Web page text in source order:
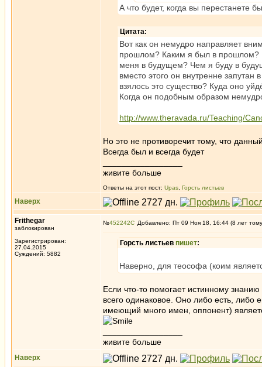
А что будет, когда вы перестанете
Цитата:
Вот как он немудро направляет
прошлом? Каким я был в прошлом?
меня в будущем? Чем я буду в
вместо этого он внутренне
взялось это существо? Куда оно
Когда он подобным образом
http://www.theravada.ru/Teaching/
Но это не противоречит тому, что
Всегда был и всегда будет
живите больше
Ответы на этот пост: Upas Горсть листьев
Наверх
Frithegar
заблокирован
Зарегистрирован:
27.04.2015
Суждений: 5882
№452242 Добавлено: Пт 09 Ноя 18, 16:44 (8 лет
Горсть листьев пишет:
Наверно, для теософа (коим
Если что-то помогает истинному
всего одинаковое. Оно либо есть, либо
имеющий много имен, оппонент)
живите больше
Наверх